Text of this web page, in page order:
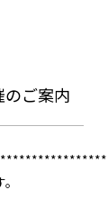
のご案内